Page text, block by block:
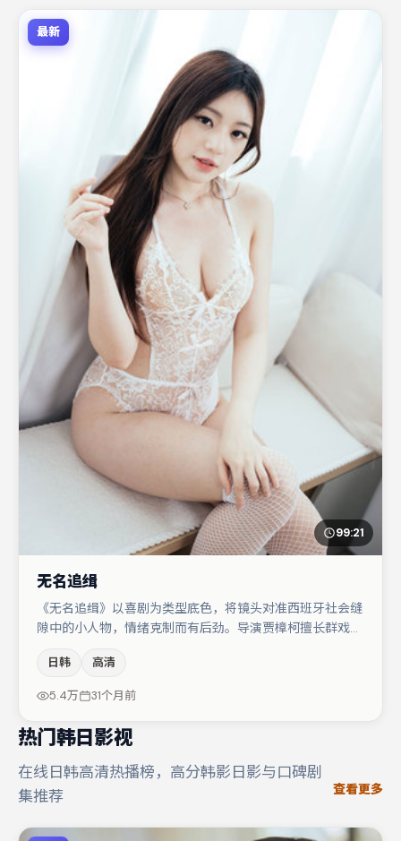
最新
99:21
无名追缉
《无名追缉》以喜剧为类型底色，将镜头对准西班牙社会缝
隙中的小人物，情绪克制而有后劲。导演贾樟柯擅长群戏与
片中承担叙事驱动，马丽、小松菜奈分别提供反差与喜剧/
悬疑调剂（视场次而定）。节奏紧凑、反转有度，值得列入
日韩 高清
5.4万 31个月前
热门韩日影视
在线日韩高清热播榜，高分韩影日影与口碑剧
集推荐
查看更多